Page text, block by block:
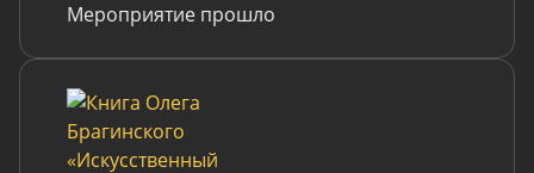
Мероприятие прошло